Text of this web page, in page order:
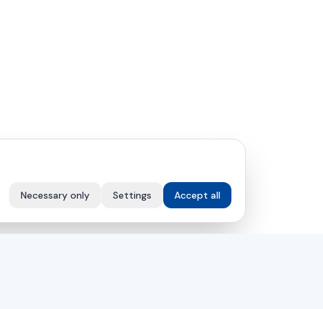
Necessary only Settings Accept all